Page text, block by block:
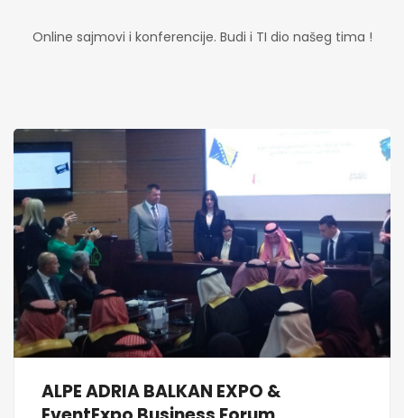
Online sajmovi i konferencije. Budi i TI dio našeg tima !
ALPE ADRIA BALKAN EXPO &